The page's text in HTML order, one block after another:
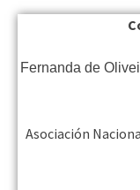
Fernanda de
Asociación